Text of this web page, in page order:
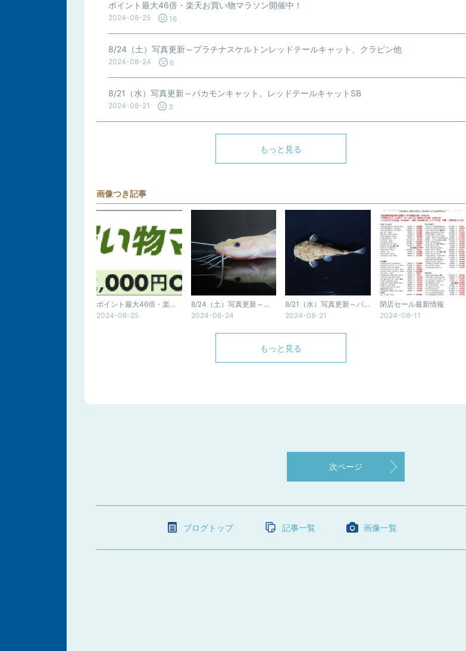
ポイント最大46倍・楽天お買い物マラソン開催中！
2024-08-25 16
8/24（土）写真更新～プラチナスケルトンレッドテールキャット、クラピン他
2024-08-24 6
8/21（水）写真更新～パカモンキャット、レッドテールキャットSB
2024-08-21 3
もっと見る
画像つき記事
ポイント最大46倍・楽天お買い物マラソン開催中！
2024-08-25
8/24（土）写真更新～プラチナスケルトンレッドテールキャット、クラピン他
2024-08-24
8/21（水）写真更新～パカモンキャット、レッドテールキャットSB
2024-08-21
閉店セール最新情報
2024-08-11
もっと見る
次ページ
ブログトップ 記事一覧 画像一覧